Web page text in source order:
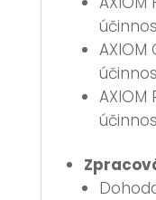
AXIOM
AXIOM